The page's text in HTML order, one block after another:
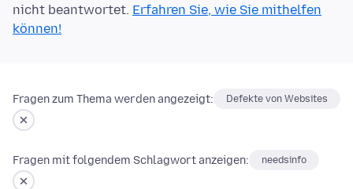
nicht beantwortet. Erfahren Sie, wie Sie mithelfen
können!
Fragen zum Thema werden angezeigt: Defekte von Websites
Fragen mit folgendem Schlagwort anzeigen: needsinfo